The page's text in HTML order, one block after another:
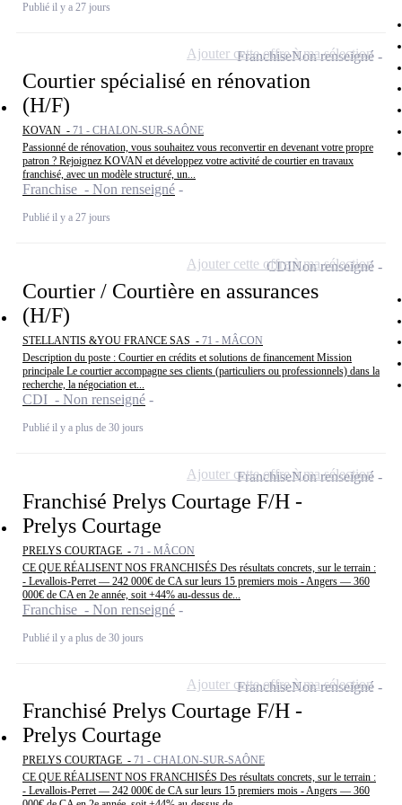
Publié il y a 27 jours
Courtier spécialisé en rénovation
(H/F)
KOVAN - 71 - CHALON-SUR-SAÔNE
Passionné de rénovation, vous souhaitez vous reconvertir en devenant votre propre
patron ? Rejoignez KOVAN et développez votre activité de courtier en travaux
franchisé, avec un modèle structuré, un...
Franchise - Non renseigné
Publié il y a 27 jours
FranchiseNon renseigné
Ajouter cette offre à ma sélection
Courtier / Courtière en assurances
(H/F)
STELLANTIS &YOU FRANCE SAS - 71 - MÂCON
Description du poste : Courtier en crédits et solutions de financement Mission
principale Le courtier accompagne ses clients (particuliers ou professionnels) dans la
recherche, la négociation et...
CDI - Non renseigné
Publié il y a plus de 30 jours
CDINon renseigné
Ajouter cette offre à ma sélection
Franchisé Prelys Courtage F/H -
Prelys Courtage
PRELYS COURTAGE - 71 - MÂCON
CE QUE RÉALISENT NOS FRANCHISÉS Des résultats concrets, sur le terrain :
- Levallois-Perret — 242 000€ de CA sur leurs 15 premiers mois - Angers — 360
000€ de CA en 2e année, soit +44% au-dessus de...
Franchise - Non renseigné
Publié il y a plus de 30 jours
FranchiseNon renseigné
Ajouter cette offre à ma sélection
Franchisé Prelys Courtage F/H -
Prelys Courtage
PRELYS COURTAGE - 71 - CHALON-SUR-SAÔNE
CE QUE RÉALISENT NOS FRANCHISÉS Des résultats concrets, sur le terrain :
- Levallois-Perret — 242 000€ de CA sur leurs 15 premiers mois - Angers — 360
FranchiseNon renseigné
Ajouter cette offre à ma sélection